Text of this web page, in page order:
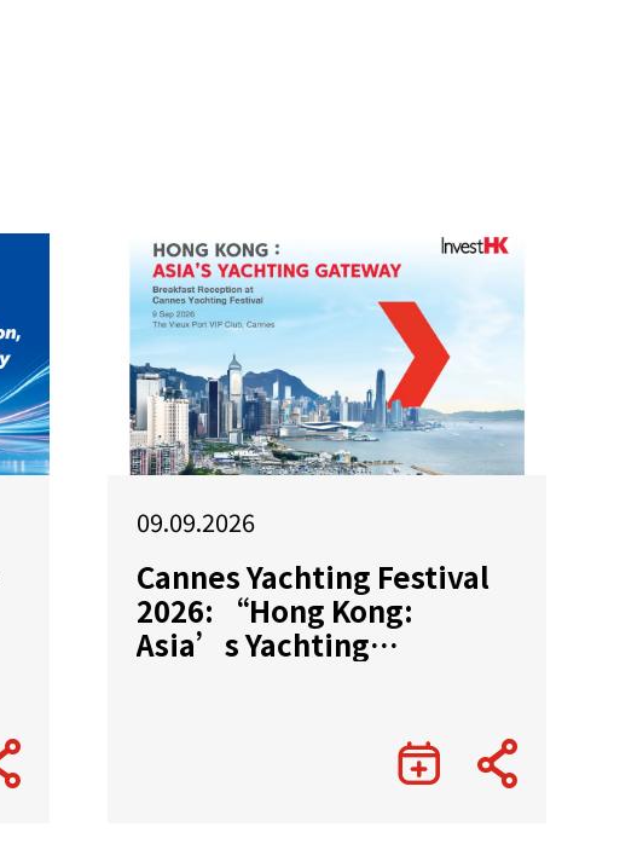
09.09.2026
Cannes Yachting Festival
2026: “Hong Kong:
Asia’s Yachting